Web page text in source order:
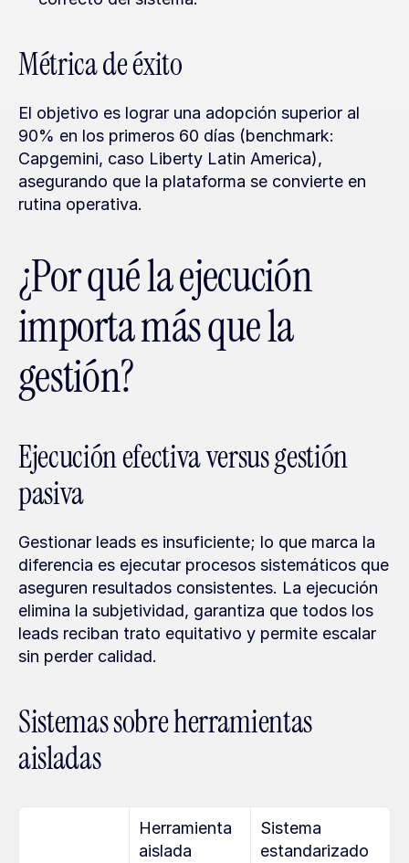
Métrica de éxito
El objetivo es lograr una adopción superior al
90% en los primeros 60 días (benchmark:
Capgemini, caso Liberty Latin America),
asegurando que la plataforma se convierte en
rutina operativa.
¿Por qué la ejecución
importa más que la
gestión?
Ejecución efectiva versus gestión
pasiva
Gestionar leads es insuficiente; lo que marca la
diferencia es ejecutar procesos sistemáticos que
aseguren resultados consistentes. La ejecución
elimina la subjetividad, garantiza que todos los
leads reciban trato equitativo y permite escalar
sin perder calidad.
Sistemas sobre herramientas
aisladas
Herramienta
aislada
Sistema
estandarizado